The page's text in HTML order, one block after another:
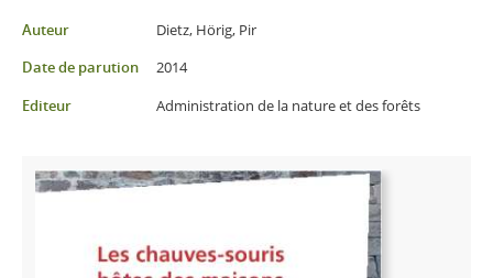
Auteur
Dietz, Hörig, Pir
Date de parution
2014
Editeur
Administration de la nature et des forêts